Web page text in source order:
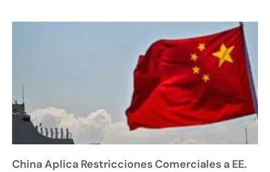
China Aplica Restricciones Comerciales a EE.